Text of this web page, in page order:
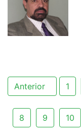
Anterior 1
8 9 10